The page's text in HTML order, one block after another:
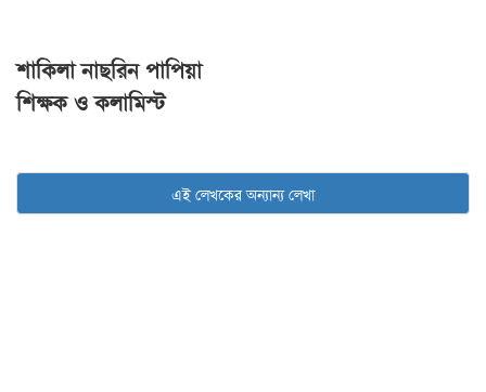
শাকিলা নাছরিন পাপিয়া
শিক্ষক ও কলামিস্ট
এই লেখকের অন্যান্য লেখা